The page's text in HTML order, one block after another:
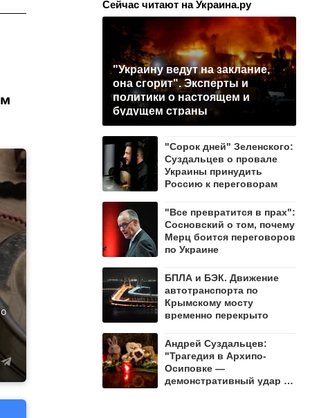
Сейчас читают на Украина.ру
"Украину ведут на заклание,
она сгорит". Эксперты и
политики о настоящем и
будущем страны
"Сорок дней" Зеленского:
Суздальцев о провале
Украины принудить
Россию к переговорам
"Все превратится в прах":
Сосновский о том, почему
Мерц боится переговоров
по Украине
БПЛА и БЭК. Движение
автотранспорта по
Крымскому мосту
временно перекрыто
Андрей Суздальцев:
"Трагедия в Архипо-
Осиповке —
демонстративный удар по